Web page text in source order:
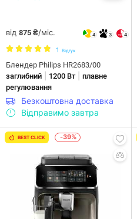
від 875 ₴/міс. 4 3 4
1 Відгук
Блендер Philips HR2683/00
заглибний
1200 Вт| плавне
регулювання
Безкоштовна доставка
Відправимо завтра
BEST CLICK -39%